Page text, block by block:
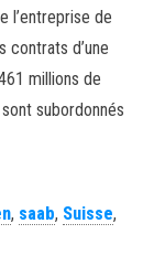
l’entreprise de
d’une
millions de
subordonnés
, saab, Suisse,